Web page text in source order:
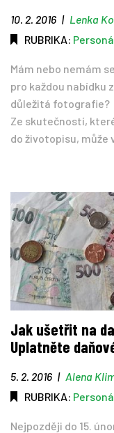
10. 2. 2016 | Lenka
RUBRIKA:
Mám nebo nemám
pro každou nabídku
důležitá fotografie?
Ze skutečností,
do životopisu, může
Jak ušetřit na
Uplatněte
5. 2. 2016 | Alena
RUBRIKA:
Nejpozději do 15.